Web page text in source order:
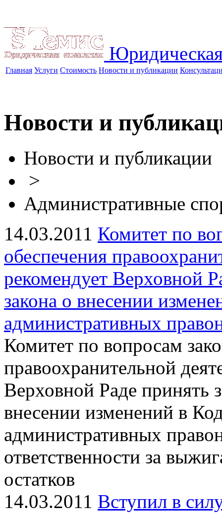
Главная Услуги Стоимость Новости и публикации
Новости и
Новости и публикации
>
Административные
14.03.2011 Комитет по
обеспечения
рекомендует Верховной
закона о внесении
административных
Комитет по вопросам
правоохранительной
Верховной Раде принять
внесении изменений в
административных
ответственности за
остатков
14.03.2011 Вступил в